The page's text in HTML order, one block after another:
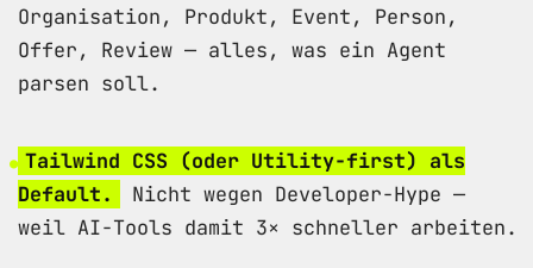
Organisation, Produkt, Event, Person,
Offer, Review — alles, was ein Agent
parsen soll.
Tailwind CSS (oder Utility-first) als
Default.
Nicht wegen Developer-Hype —
weil AI-Tools damit 3× schneller arbeiten.